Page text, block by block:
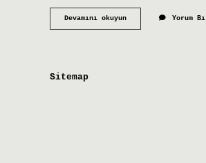
Devamını okuyunŞerh
Kendiliğinden
Yorum
Sitemap